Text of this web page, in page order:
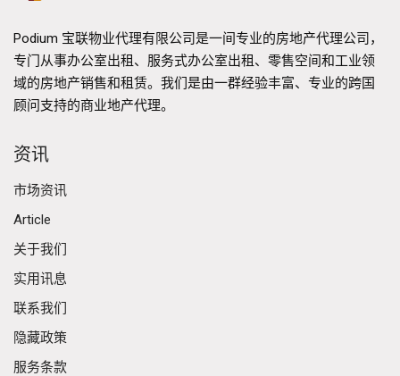
Podium 宝联物业代理有限公司是一间专业的房地产代理公司，
专门从事办公室出租、服务式办公室出租、零售空间和工业领
域的房地产销售和租赁。我们是由一群经验丰富、专业的跨国
顾问支持的商业地产代理。
资讯
市场资讯
Article
关于我们
实用讯息
联系我们
隐藏政策
服务条款